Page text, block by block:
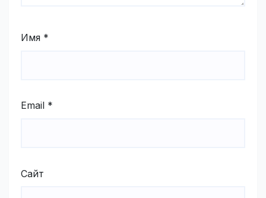
Имя *
Email *
Сайт